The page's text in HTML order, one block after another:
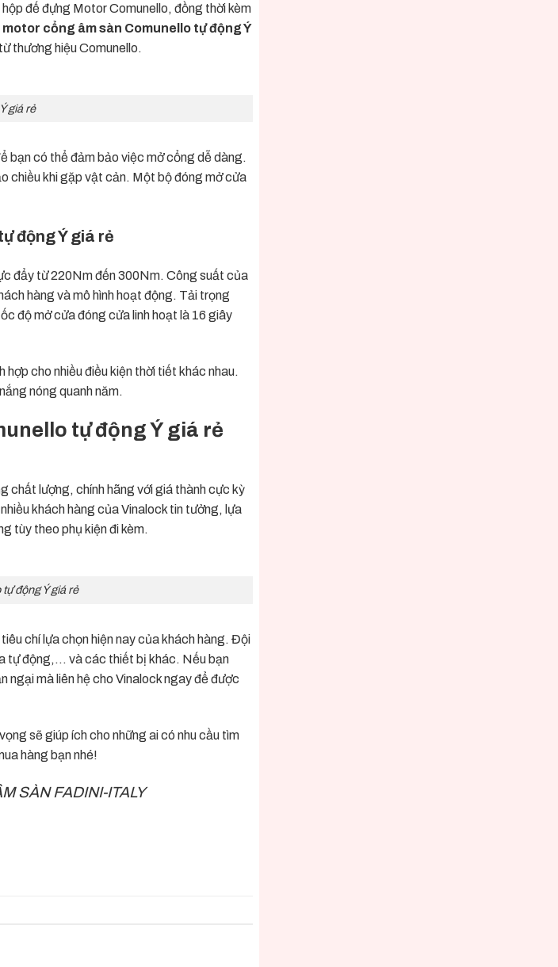
đế đựng Motor Comunello, đồng thời kèm
motor cổng âm sàn Comunello tự động Ý
thương hiệu Comunello.
giá rẻ
bạn có thể đảm bảo việc mở cổng dễ dàng.
chiều khi gặp vật cản. Một bộ đóng mở cửa
động Ý giá rẻ
đẩy từ 220Nm đến 300Nm. Công suất của
hàng và mô hình hoạt động. Tải trọng
độ mở cửa đóng cửa linh hoạt là 16 giây
hợp cho nhiều điều kiện thời tiết khác nhau.
nóng quanh năm.
tự động Ý giá rẻ
chất lượng, chính hãng với giá thành cực kỳ
khách hàng của Vinalock tin tưởng, lựa
tùy theo phụ kiện đi kèm.
động Ý giá rẻ
chí lựa chọn hiện nay của khách hàng. Đội
tự động,… và các thiết bị khác. Nếu bạn
ngại mà liên hệ cho Vinalock ngay để được
sẽ giúp ích cho những ai có nhu cầu tìm
hàng bạn nhé!
SÀN FADINI-ITALY